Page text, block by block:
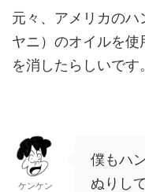
元々、アメリカの
ヤニ）のオイルを
を消したらしいです。
ケンケン
僕もハ
ぬりし